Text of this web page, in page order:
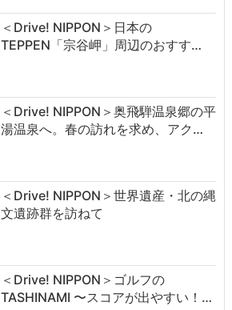
＜Drive! NIPPON＞日本の
TEPPEN「宗谷岬」周辺のおすす…
＜Drive! NIPPON＞奥飛騨温泉郷の平
湯温泉へ。春の訪れを求め、アク…
＜Drive! NIPPON＞世界遺産・北の縄
文遺跡群を訪ねて
＜Drive! NIPPON＞ゴルフの
TASHINAMI 〜スコアが出やすい！…